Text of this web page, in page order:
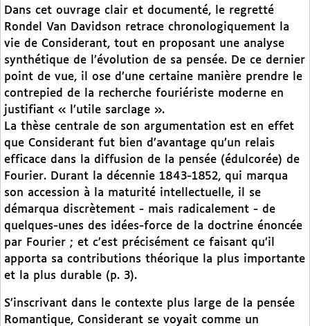
Dans cet ouvrage clair et documenté, le regretté
Rondel Van Davidson retrace chronologiquement la
vie de Considerant, tout en proposant une analyse
synthétique de l’évolution de sa pensée. De ce dernier
point de vue, il ose d’une certaine manière prendre le
contrepied de la recherche fouriériste moderne en
justifiant « l’utile sarclage ».
La thèse centrale de son argumentation est en effet
que Considerant fut bien d’avantage qu’un relais
efficace dans la diffusion de la pensée (édulcorée) de
Fourier. Durant la décennie 1843-1852, qui marqua
son accession à la maturité intellectuelle, il se
démarqua discrètement - mais radicalement - de
quelques-unes des idées-force de la doctrine énoncée
par Fourier ; et c’est précisément ce faisant qu’il
apporta sa contributions théorique la plus importante
et la plus durable (p. 3).
S’inscrivant dans le contexte plus large de la pensée
Romantique, Considerant se voyait comme un